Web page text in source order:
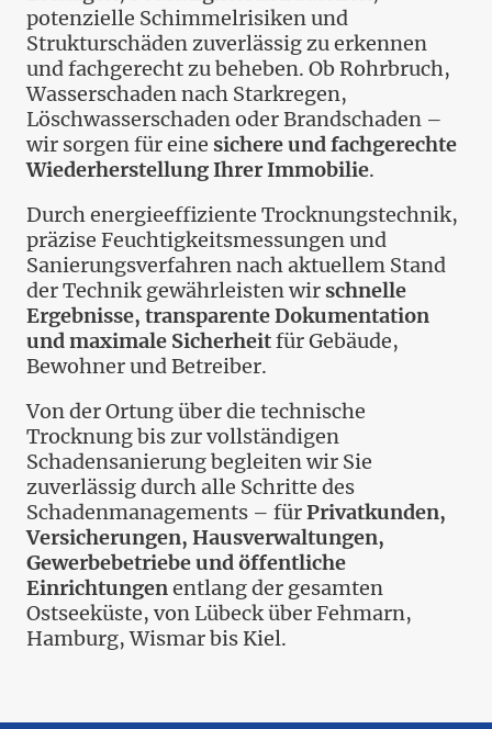
potenzielle Schimmelrisiken und
Strukturschäden zuverlässig zu erkennen
und fachgerecht zu beheben. Ob Rohrbruch,
Wasserschaden nach Starkregen,
Löschwasserschaden oder Brandschaden –
wir sorgen für eine sichere und fachgerechte
Wiederherstellung Ihrer Immobilie.
Durch energieeffiziente Trocknungstechnik,
präzise Feuchtigkeitsmessungen und
Sanierungsverfahren nach aktuellem Stand
der Technik gewährleisten wir schnelle
Ergebnisse, transparente Dokumentation
und maximale Sicherheitfür Gebäude,
Bewohner und Betreiber.
Von der Ortung über die technische
Trocknung bis zur vollständigen
Schadensanierung begleiten wir Sie
zuverlässig durch alle Schritte des
Schadenmanagements – fürPrivatkunden,
Versicherungen, Hausverwaltungen,
Gewerbebetriebe und öffentliche
Einrichtungenentlang der gesamten
Ostseeküste, von Lübeck über Fehmarn,
Hamburg, Wismar bis Kiel.